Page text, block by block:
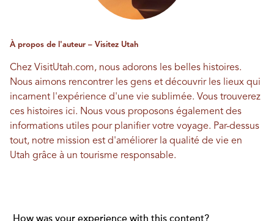
À propos de l'auteur – Visitez Utah
Chez VisitUtah.com, nous adorons les belles histoires.
Nous aimons rencontrer les gens et découvrir les lieux qui
incarnent l'expérience d'une vie sublimée. Vous trouverez
ces histoires ici. Nous vous proposons également des
informations utiles pour planifier votre voyage. Par-dessus
tout, notre mission est d'améliorer la qualité de vie en
Utah grâce à un tourisme responsable.